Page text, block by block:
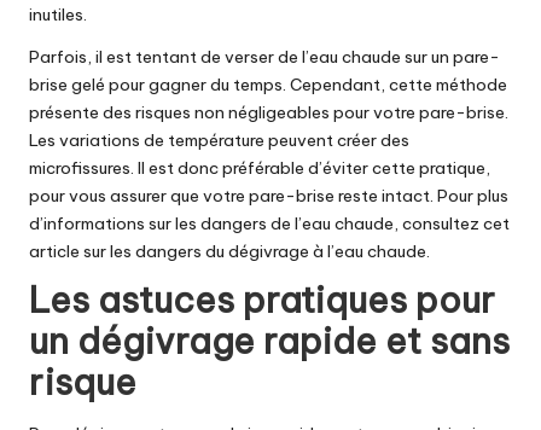
inutiles.
Parfois, il est tentant de verser de l’eau chaude sur un pare-
brise gelé pour gagner du temps. Cependant, cette méthode
présente des risques non négligeables pour votre pare-brise.
Les variations de température peuvent créer des
microfissures. Il est donc préférable d’éviter cette pratique,
pour vous assurer que votre pare-brise reste intact. Pour plus
d’informations sur les dangers de l’eau chaude, consultez cet
article surles dangers du dégivrage à l’eau chaude.
Les astuces pratiques pour
un dégivrage rapide et sans
risque